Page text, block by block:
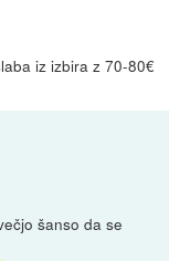
iz izbira z 70-80€
šanso da se